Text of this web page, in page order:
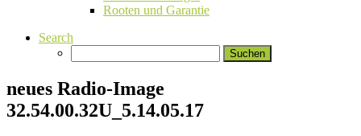
Rooten und Garantie
Search
nach:
neues Radio-Image
32.54.00.32U_5.14.05.17